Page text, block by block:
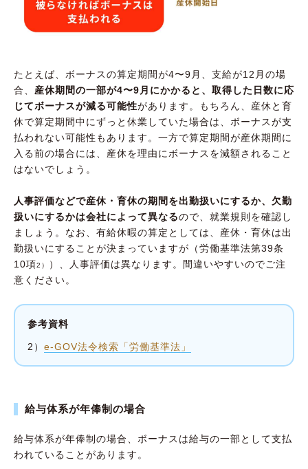
たとえば、ボーナスの算定期間が4〜9月、支給が12月の場
合、 産休期間の一部が4〜9月にかかると、取得した日数に応
じてボーナスが減る可能性があります。もちろん、産休と育
休で算定期間中にずっと休業していた場合は、ボーナスが支
払われない可能性もあります。一方で算定期間が産休期間に
入る前の場合には、産休を理由にボーナスを減額されること
はないでしょう。
人事評価などで産休・育休の期間を出勤扱いにするか、欠勤
扱いにするかは会社によって異なるので、就業規則を確認し
ましょう。なお、有給休暇の算定としては、産休・育休は出
勤扱いにすることが決まっていますが（労働基準法第39条
10項2）
）、人事評価は異なります。間違いやすいのでご注
意ください。
参考資料
2） e-GOV法令検索「労働基準法」
給与体系が年俸制の場合
給与体系が年俸制の場合、ボーナスは給与の一部として支払
われていることがあります。